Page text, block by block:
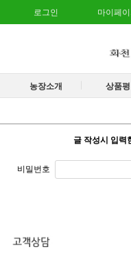
로그인 마이페이
농장소개 상품평
글 작성시 입력
비밀번호